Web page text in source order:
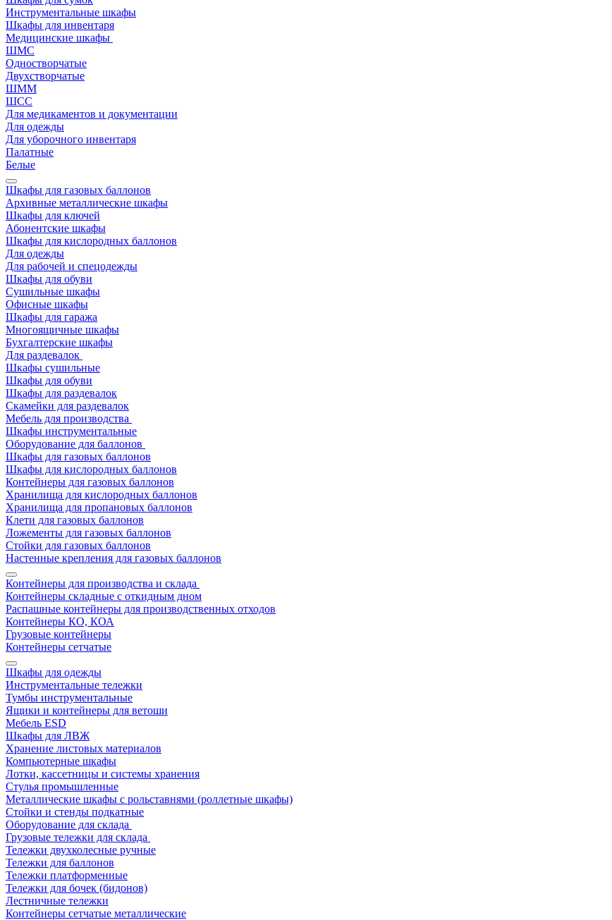
Инструментальные шкафы
Шкафы для инвентаря
Медицинские шкафы
ШМС
Одностворчатые
Двухстворчатые
ШММ
ШСС
Для медикаментов и документации
Для одежды
Для уборочного инвентаря
Палатные
Белые
Шкафы для газовых баллонов
Архивные металлические шкафы
Шкафы для ключей
Абонентские шкафы
Шкафы для кислородных баллонов
Для одежды
Для рабочей и спецодежды
Шкафы для обуви
Сушильные шкафы
Офисные шкафы
Шкафы для гаража
Многоящичные шкафы
Бухгалтерские шкафы
Для раздевалок
Шкафы сушильные
Шкафы для обуви
Шкафы для раздевалок
Скамейки для раздевалок
Мебель для производства
Шкафы инструментальные
Оборудование для баллонов
Шкафы для газовых баллонов
Шкафы для кислородных баллонов
Контейнеры для газовых баллонов
Хранилища для кислородных баллонов
Хранилища для пропановых баллонов
Клети для газовых баллонов
Ложементы для газовых баллонов
Стойки для газовых баллонов
Настенные крепления для газовых баллонов
Контейнеры для производства и склада
Контейнеры складные с откидным дном
Распашные контейнеры для производственных отходов
Контейнеры КО, КОА
Грузовые контейнеры
Контейнеры сетчатые
Шкафы для одежды
Инструментальные тележки
Тумбы инструментальные
Ящики и контейнеры для ветоши
Мебель ESD
Шкафы для ЛВЖ
Хранение листовых материалов
Компьютерные шкафы
Лотки, кассетницы и системы хранения
Стулья промышленные
Металлические шкафы с рольставнями (роллетные шкафы)
Стойки и стенды подкатные
Оборудование для склада
Грузовые тележки для склада
Тележки двухколесные ручные
Тележки для баллонов
Тележки платформенные
Тележки для бочек (бидонов)
Лестничные тележки
Контейнеры сетчатые металлические